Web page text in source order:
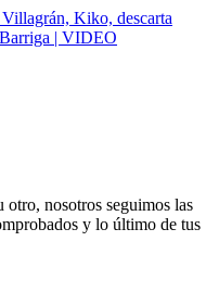
Kiko, descarta
| VIDEO
otro, nosotros seguimos las
y lo último de tus